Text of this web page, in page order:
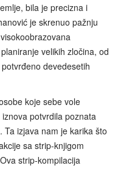
bila je precizna i
je skrenuo pažnju
velikih zločina, od
devedesetih
koje sebe vole
potvrdila poznata
izjava nam je karika što
sa strip-knjigom
strip‑kompilacija